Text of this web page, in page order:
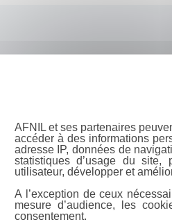
AFNIL et ses partenaires
accéder à des informations
adresse IP, données de
statistiques d’usage du site,
utilisateur, développer et
A l’exception de ceux
mesure d’audience, les
consentement.